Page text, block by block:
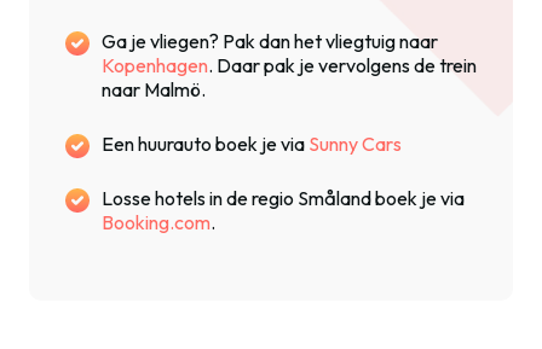
Ga je vliegen? Pak dan het vliegtuig naar
Kopenhagen. Daar pak je vervolgens de trein
naar Malmö.
Een huurauto boek je via Sunny Cars
Losse hotels in de regio Småland boek je via
Booking.com.